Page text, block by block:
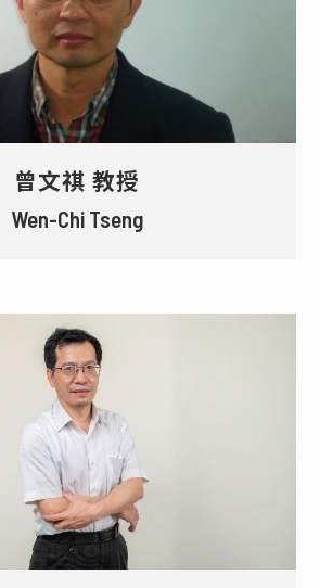
曾文祺 教授
Wen-Chi Tseng